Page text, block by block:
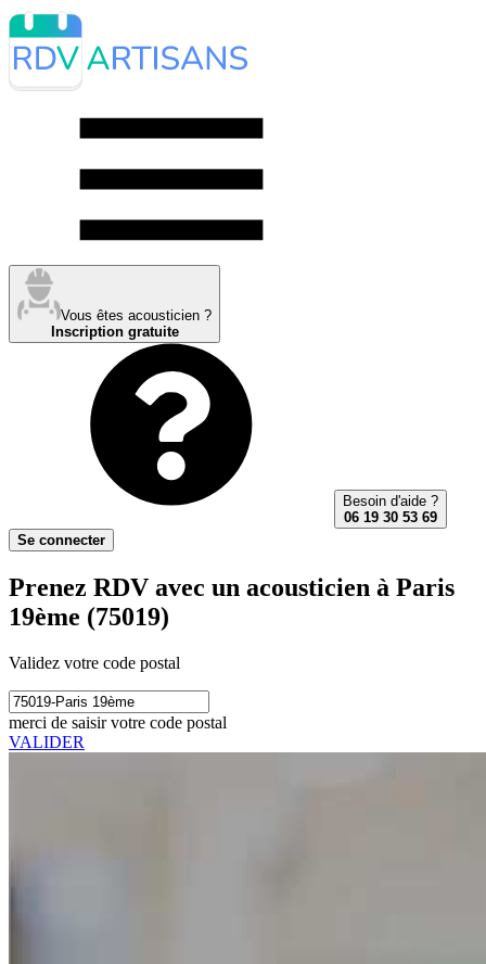
Vous êtes acousticien ?
Inscription gratuite
Besoin d'aide ?
06 19 30 53 69
Se connecter
Prenez RDV avec un acousticien à Paris
19ème (75019)
Validez votre code postal
merci de saisir votre code postal
VALIDER